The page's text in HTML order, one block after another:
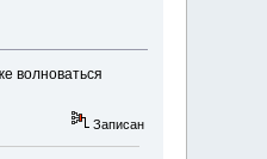
волноваться
Записан